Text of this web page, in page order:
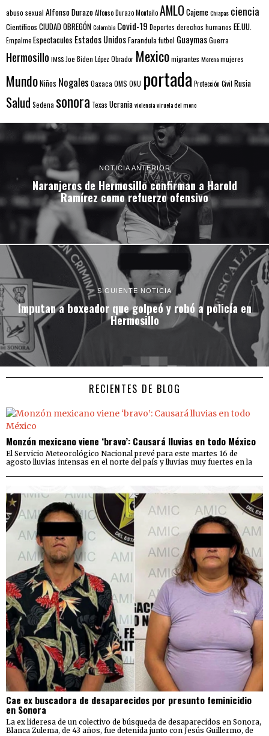
abuso sexual Alfonso DurazoAlfonso Durazo MontañoAMLO CajemeChiapas ciencia
Científicos CIUDAD OBREGÓNColombia Covid-19 Deportes derechos humanos EE.UU.
EmpalmeEspectaculos Estados UnidosFarandulafutbol GuaymasGuerra
Hermosillo IMSS Joe Biden López Obrador Mexicomigrantes Morenamujeres
MundoNiños Nogales Oaxaca OMS ONU portada Protección Civil Rusia
Salud Sedena sonora Texas Ucraniaviolenciaviruela del mono
NOTICIA ANTERIOR
Naranjeros de Hermosillo confirman a Harold
Ramírez como refuerzo ofensivo
SIGUIENTE NOTICIA
Imputan a boxeador que golpeó y robó a policía en
Hermosillo
RECIENTES DE BLOG
Monzón mexicano viene ‘bravo’: Causará lluvias en todo México
El Servicio Meteorológico Nacional prevé para este martes 16 de
agosto lluvias intensas en el norte del país y lluvias muy fuertes en la
Cae ex buscadora de desaparecidos por presunto feminicidio
en Sonora
La ex lideresa de un colectivo de búsqueda de desaparecidos en Sonora,
Blanca Zulema, de 43 años, fue detenida junto con Jesús Guillermo, de